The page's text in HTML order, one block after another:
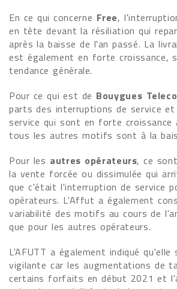
En ce qui concerne Free,
en tête devant la résiliation qui
après la baisse de l'an passé. La
est également en forte croissance,
tendance générale.
Pour ce qui est de Bouygues
parts des interruptions de service
service qui sont en forte croissance
tous les autres motifs sont à la
Pour les autres opérateurs, ce
la vente forcée ou dissimulée qui
que c'était l'interruption de service
opérateurs. L'Affut a également
variabilité des motifs au cours de
que pour les autres opérateurs.
L'AFUTT a également indiqué
vigilante car les augmentations de
certains forfaits en début 2021 et